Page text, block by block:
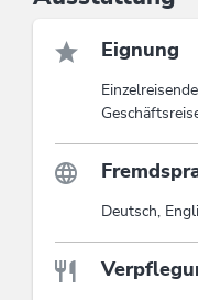
Eignung
Deutsch,